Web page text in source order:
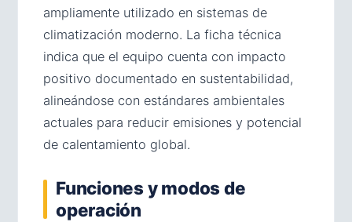
ampliamente utilizado en sistemas de
climatización moderno. La ficha técnica
indica que el equipo cuenta con impacto
positivo documentado en sustentabilidad,
alineándose con estándares ambientales
actuales para reducir emisiones y potencial
de calentamiento global.
Funciones y modos de
operación